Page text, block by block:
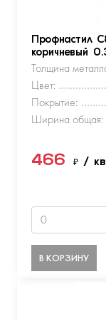
Профнастил
коричневый
Толщина
Цвет:
Покрытие:
Ширина общая:
466 ₽ /
В КОРЗИНУ